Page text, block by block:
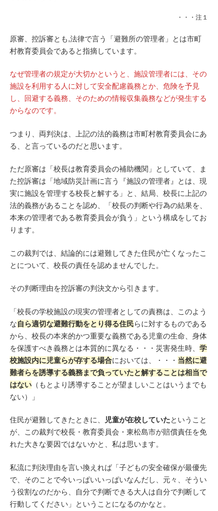
・・・注１
原審、控訴審とも,法律で言う「避難所の管理者」とは市町
村教育委員会であると指摘しています。
なぜ管理者の規定が大切かというと、施設管理者には、その
施設を利用する人に対して安全配慮義務とか、危険を予見
し、回避する義務、そのための情報収集義務などが発生する
からなのです。
つまり、両判決は、上記の法的義務は市町村教育委員会にあ
る、と言っているのだと思います。
ただ原審は「校長は教育委員会の補助機関」としていて、ま
た控訴審は「地域防災計画に言う『施設の管理者』とは、現
実に施設を管理する校長と解する」と、結局、校長に上記の
法的義務があることを認め、「校長の判断や行為の結果を、
本来の管理者である教育委員会が負う」という構成をしてお
ります。
この裁判では、結論的には避難してきた住民が亡くなったこ
とについて、校長の責任を認めませんでした。
その判断理由を控訴審の判決文から引きます。
「校長の学校施設の現実の管理者としての責務は、このよう
な自ら適切な避難行動をとり得る住民らに対するものである
から、校長の本来的かつ重要な義務である児童の生命、身体
を保護すべき義務とは本質的に異なる・・・災害発生時、 学
校施設内に児童らが存する場合においては、・・・ 当然に避
難者らを誘導する義務まで負っていたと解することは相当で
はない （もとより誘導することが望ましいことはいうまでも
ない）」
住民が避難してきたときに、 児童が在校していたということ
が、この裁判で校長・教育委員会・東松島市が賠償責任を免
れた大きな要因ではないかと、私は思います。
私流に判決理由を言い換えれば「子どもの安全確保が最優先
で、そのことで今いっぱいいっぱいなんだし、元々、そうい
う役割なのだから、自分で判断できる大人は自分で判断して
行動してください」ということになるのかなと。